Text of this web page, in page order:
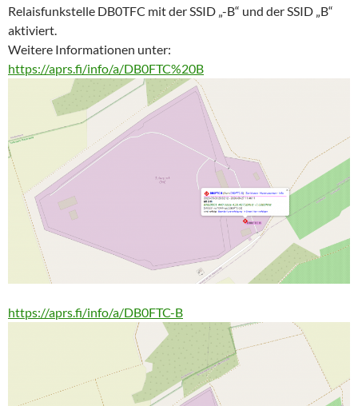
Relaisfunkstelle DB0TFC mit der SSID „-B“ und der SSID „B“
aktiviert.
Weitere Informationen unter:
https://aprs.fi/info/a/DB0FTC%20B
https://aprs.fi/info/a/DB0FTC-B